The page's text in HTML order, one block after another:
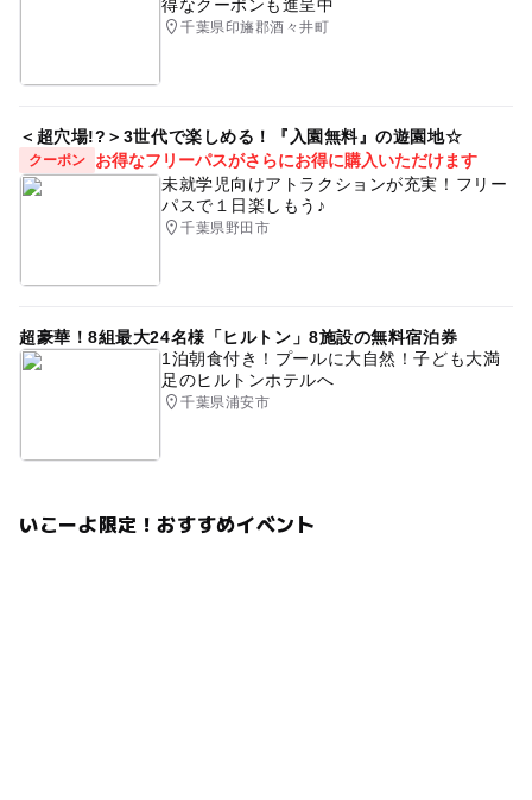
得なクーポンも進呈中
千葉県印旛郡酒々井町
＜超穴場!?＞3世代で楽しめる！『入園無料』の遊園地☆
クーポン
お得なフリーパスがさらにお得に購入いただけます
未就学児向けアトラクションが充実！フリー
パスで１日楽しもう♪
千葉県野田市
超豪華！8組最大24名様「ヒルトン」8施設の無料宿泊券
1泊朝食付き！プールに大自然！子ども大満
足のヒルトンホテルへ
千葉県浦安市
いこーよ限定！おすすめイベント